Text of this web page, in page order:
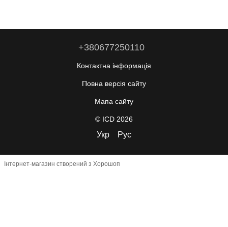
+380677250110
Контактна інформація
Повна версія сайту
Мапа сайту
© ICD 2026
Укр Рус
Інтернет-магазин створений з Хорошоп